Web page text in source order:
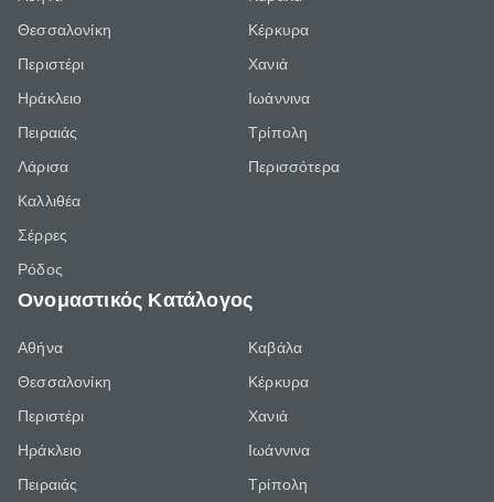
Θεσσαλονίκη
Περιστέρι
Ηράκλειο
Πειραιάς
Λάρισα
Καλλιθέα
Σέρρες
Ρόδος
Κέρκυρα
Χανιά
Ιωάννινα
Τρίπολη
Περισσότερα
Ονομαστικός Κατάλογος
Αθήνα
Θεσσαλονίκη
Περιστέρι
Ηράκλειο
Πειραιάς
Καβάλα
Κέρκυρα
Χανιά
Ιωάννινα
Τρίπολη